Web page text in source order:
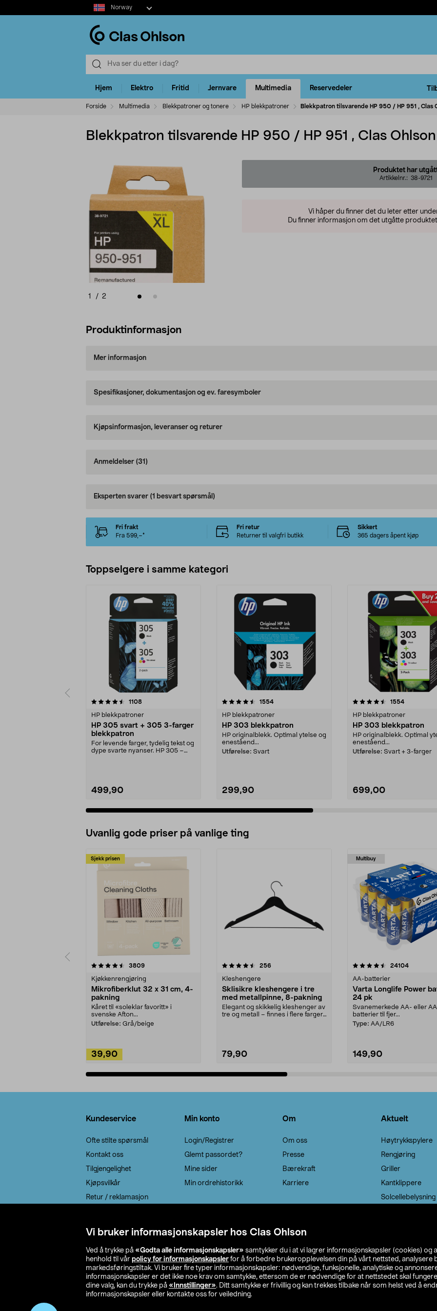
Vi bruker informasjonskapsler hos Clas Ohlson
Ved å trykke på «Godta alle informasjonskapsler» samtykker du i at vi lagrer informasjonskapsler (cookies) og
henhold til vår policy for informasjonskapsler for å forbedre brukeropplevelsen din på vårt nettsted, analysere
markedsføringstiltak. Vi bruker fire typer informasjonskapsler: nødvendige, funksjonelle, analytiske og
informasjonskapsler er det ikke noe krav om samtykke, ettersom de er nødvendige for at nettstedet skal
dine valg, kan du trykke på «Innstillinger». Ditt samtykke er frivillig og kan trekkes tilbake når som helst ved å
informasjonskapsler eller kontakte oss for veiledning.
Select
market
Norway
Hjem Elektro Fritid Jernvare Multimedia Reservedeler
Forside Multimedia Blekkpatroner og tonere HP blekkpatroner Blekkpatron tilsvarende HP 950 / HP 951 , Clas
Blekkpatron tilsvarende HP 950 / HP 951 , Clas
1 / 2
Produktet har
Artikkelnr.: 38-9721
Vi håper du finner det du leter etter
Du finner informasjon om det utgåtte
Produktinformasjon
Mer informasjon
Spesifikasjoner, dokumentasjon og ev. faresymboler
Kjøpsinformasjon, leveranser og returer
Anmeldelser (31)
Eksperten svarer (1 besvart spørsmål)
Fri frakt
Fra 599,–*
Fri retur
Returner til valgfri butikk
Sikkert
365 dagers åpent kjøp
Toppselgere i samme kategori
1108anmeldelser
HP blekkpatroner
HP 305 svart + 305 3-farger
blekkpatron
For levende farger, tydelig tekst og
dype svarte nyanser. HP 305 –
499,90
4.5 av 5 stjerner 1554anmeldelser
HP blekkpatroner
HP 303 blekkpatron
HP originalblekk. Optimal ytelse og
eneståend...
Utførelse: Svart
299,90
4.5 av 5 stjerner 1554
HP blekkpatroner
HP 303 blekkpatron
HP originalblekk. Optimal
eneståend...
Utførelse: Svart + 3-farger
699,00
4.5 av 5 stjerner
Uvanlig gode priser på vanlige ting
Sjekk prisen
3809anmeldelser
Kjøkkenrengjøring
Mikrofiberklut 32 x 31 cm, 4-
pakning
Kåret til «soleklar favoritt» i
svenske Afton...
Utførelse: Grå/beige
39,90
4.5av 5 stjerner 256anmeldelser
Kleshengere
Sklisikre kleshengere i tre
med metallpinne, 8-pakning
Elegant og skikkelig kleshenger av
tre og metall – finnes i flere farger.
79,90
Multibuy
4.5av 5 stjerner 24104
AA-batterier
Varta Longlife Power
24 pk
Svanemerkede AA- eller
batterier til fjer...
Type: AA/LR6
149,90
4.5av 5 stjerner
Kundeservice
Ofte stilte spørsmål
Kontakt oss
Tilgjengelighet
Kjøpsvilkår
Retur / reklamasjon
Min konto
Login/Registrer
Glemt passordet?
Mine sider
Min ordrehistorikk
Om
Om oss
Presse
Bærekraft
Karriere
Aktuelt
Høytrykkspylere
Rengjøring
Griller
Kantklippere
Solcellebelysning